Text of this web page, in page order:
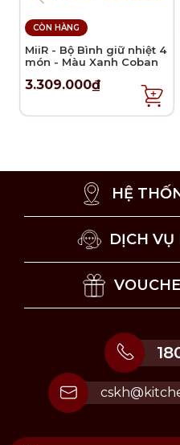
bộ khuôn kem ZOKU
chính hãngđược kiểm
chức năng. Mua hàng tại
hàng sẽ yên tâm khi nhận
hành và dịch vụ hậu mãi
CÒN HÀNG
MiiR - Bộ Bình giữ nhiệt 4
món - Màu Xanh Coban
3.309.000₫
HỆ
DỊCH VỤ